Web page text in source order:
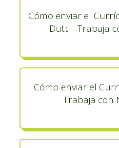
Cómo enviar el
Dutti - Trabaja
Cómo enviar el
Trabaja con